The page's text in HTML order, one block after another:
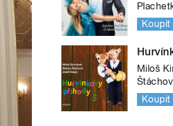
Koupit
Miloš
Koupit